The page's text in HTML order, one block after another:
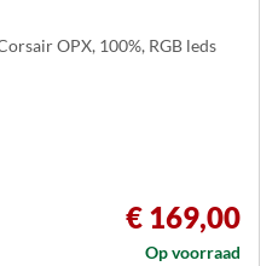
OPX, 100%, RGB leds
€ 169,00
Op voorraad